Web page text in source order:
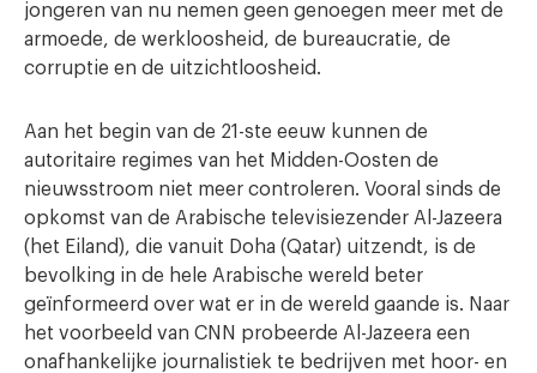
jongeren van nu nemen geen genoegen meer met de
armoede, de werkloosheid, de bureaucratie, de
corruptie en de uitzichtloosheid.
Aan het begin van de 21-ste eeuw kunnen de
autoritaire regimes van het Midden-Oosten de
nieuwsstroom niet meer controleren. Vooral sinds de
opkomst van de Arabische televisiezender Al-Jazeera
(het Eiland), die vanuit Doha (Qatar) uitzendt, is de
bevolking in de hele Arabische wereld beter
geïnformeerd over wat er in de wereld gaande is. Naar
het voorbeeld van CNN probeerde Al-Jazeera een
onafhankelijke journalistiek te bedrijven met hoor- en